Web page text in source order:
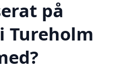
på
Tureholm